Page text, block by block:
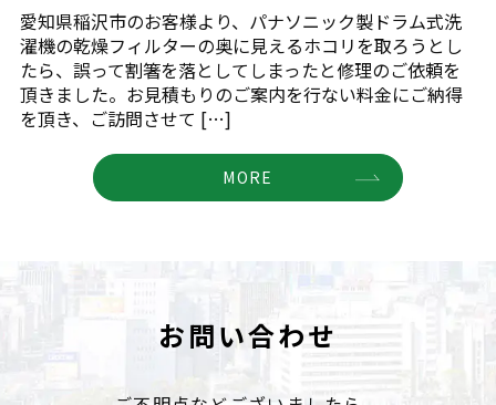
愛知県稲沢市のお客様より、パナソニック製ドラム式洗
濯機の乾燥フィルターの奥に見えるホコリを取ろうとし
たら、誤って割箸を落としてしまったと修理のご依頼を
頂きました。お見積もりのご案内を行ない料金にご納得
を頂き、ご訪問させて […]
MORE
お問い合わせ